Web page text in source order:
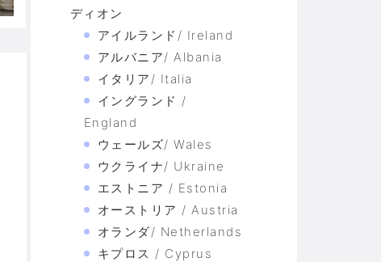
ディオン
アイルランド/ Ireland
アルバニア/ Albania
イタリア/ Italia
イングランド /
England
ウェールズ/ Wales
ウクライナ/ Ukraine
エストニア / Estonia
オーストリア / Austria
オランダ/ Netherlands
キプロス / Cyprus